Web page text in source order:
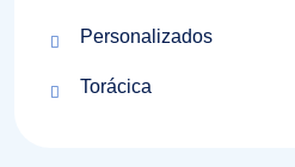
Personalizados
Torácica